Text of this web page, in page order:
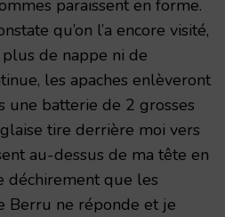
paraissent en forme.
qu’on l’a encore visité,
de nappe ni de
les apaches enlèveront
une batterie de 2 grosses
tire derrière moi vers
au-dessus de ma tête en
déchirement que les
Berru ne réponde et je